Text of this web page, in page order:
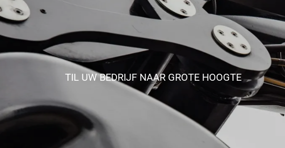
TIL UW BEDRIJF NAAR GROTE HOOGTE